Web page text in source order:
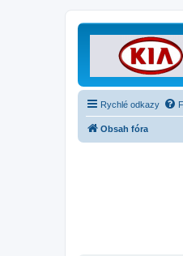
Rychlé odkazy
Obsah fóra